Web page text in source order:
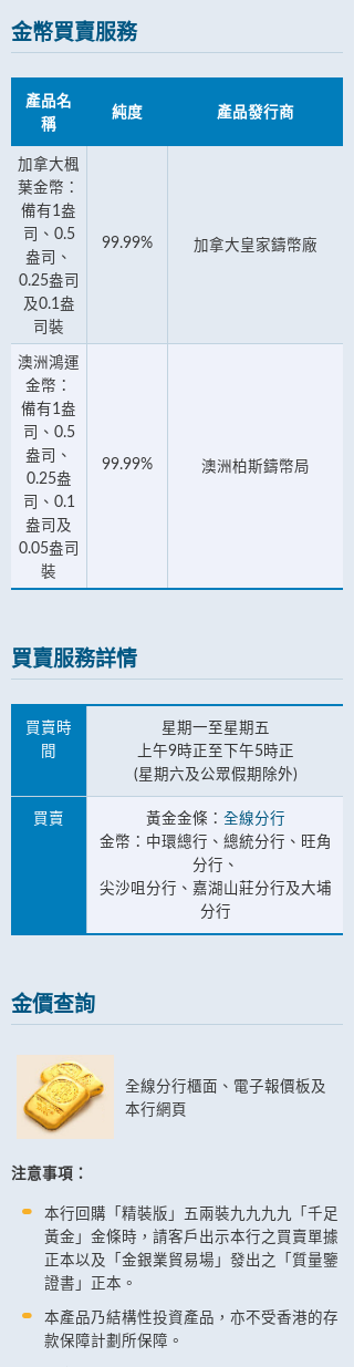
金幣買賣服務
產品名
稱
純度 產品發行商
加拿大楓
葉金幣：
備有1盎
司、0.5
盎司、
0.25盎司
及0.1盎
司裝
99.99% 加拿大皇家鑄幣廠
澳洲鴻運
金幣：
備有1盎
司、0.5
盎司、
0.25盎
司、0.1
盎司及
0.05盎司
裝
99.99% 澳洲柏斯鑄幣局
買賣服務詳情
買賣時
間
星期一至星期五
上午9時正至下午5時正
(星期六及公眾假期除外)
買賣 黃金金條： 全線分行
金幣：中環總行、總統分行、旺角
分行、
尖沙咀分行、嘉湖山莊分行及大埔
分行
金價查詢
全線分行櫃面、電子報價板及
本行網頁
注意事項：
本行回購「精裝版」五兩裝九九九九「千足
黃金」金條時，請客戶出示本行之買賣單據
正本以及「金銀業貿易場」發出之「質量鑒
證書」正本。
本產品乃結構性投資產品，亦不受香港的存
款保障計劃所保障。